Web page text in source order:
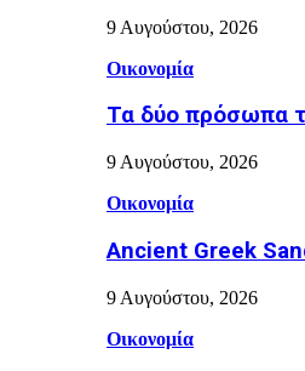
9 Αυγούστου, 2026
Οικονομία
Τα δύο πρόσωπα
9 Αυγούστου, 2026
Οικονομία
Ancient Greek
9 Αυγούστου, 2026
Οικονομία